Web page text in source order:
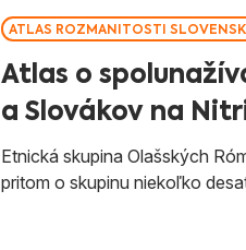
Atlas o
a Slovákov na
Etnická skupina Olašských
pritom o skupinu niekoľko
ATLAS ROZMANITOSTI